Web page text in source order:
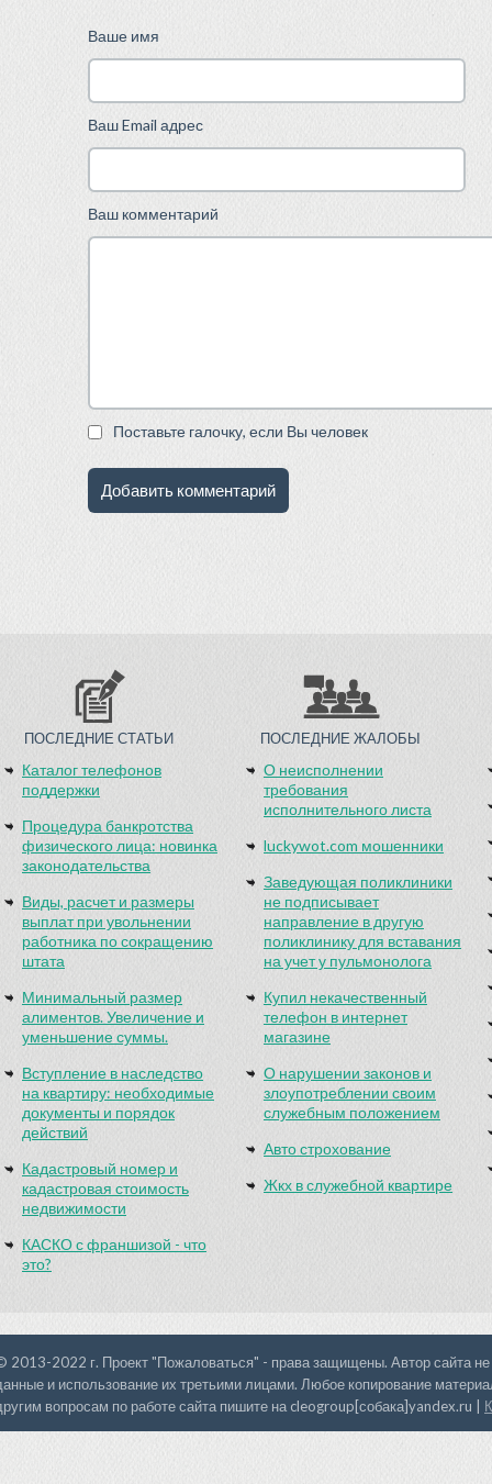
Ваше имя
Ваш Email адрес
Ваш комментарий
Поставьте галочку, если Вы человек
ПОСЛЕДНИЕ СТАТЬИ
Каталог телефонов
поддержки
Процедура банкротства
физического лица: новинка
законодательства
Виды, расчет и размеры
выплат при увольнении
работника по сокращению
штата
Минимальный размер
алиментов. Увеличение и
уменьшение суммы.
Вступление в наследство
на квартиру: необходимые
документы и порядок
действий
Кадастровый номер и
кадастровая стоимость
недвижимости
КАСКО с франшизой - что
это?
ПОСЛЕДНИЕ ЖАЛОБЫ
О неисполнении
требования
исполнительного листа
luckywot.com мошенники
Заведующая поликлиники
не подписывает
направление в другую
поликлинику для вставания
на учет у пульмонолога
Купил некачественный
телефон в интернет
магазине
О нарушении законов и
злоупотреблении своим
служебным положением
Авто строхование
Жкх в служебной квартире
2013-2022 г. Проект "Пожаловаться" - права защищены. Автор сайта не
и использование их третьими лицами. Любое копирование
вопросам по работе сайта пишите на cleogroup[собака]yandex.ru |